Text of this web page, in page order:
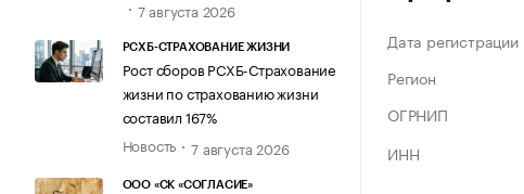
7 августа 2026
РСХБ-СТРАХОВАНИЕ ЖИЗНИ
Рост сборов РСХБ-Страхование
жизни по страхованию жизни
составил 167%
Новость
7 августа 2026
ООО «СК «СОГЛАСИЕ»
Дата регистрации
Регион
ОГРНИП
ИНН